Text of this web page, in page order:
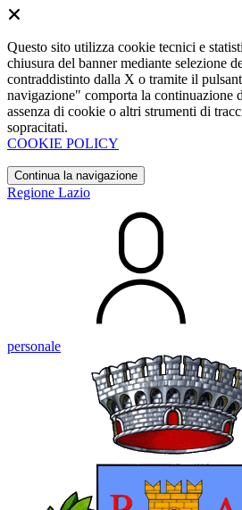
Questo sito utilizza cookie tecnici e
chiusura del banner mediante selezione
contraddistinto dalla X o tramite il
navigazione" comporta la continuazione
assenza di cookie o altri strumenti di
sopracitati.
COOKIE POLICY
Continua la navigazione
Regione Lazio
personale